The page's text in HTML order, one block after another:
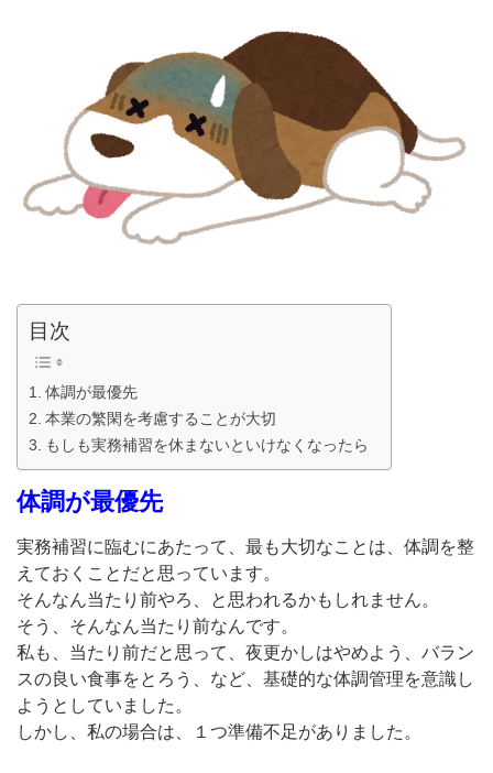
目次
体調が最優先
本業の繁閑を考慮することが大切
もしも実務補習を休まないといけなくなったら
体調が最優先
実務補習に臨むにあたって、最も大切なことは、体調を整
えておくことだと思っています。
そんなん当たり前やろ、と思われるかもしれません。
そう、そんなん当たり前なんです。
私も、当たり前だと思って、夜更かしはやめよう、バラン
スの良い食事をとろう、など、基礎的な体調管理を意識し
ようとしていました。
しかし、私の場合は、１つ準備不足がありました。